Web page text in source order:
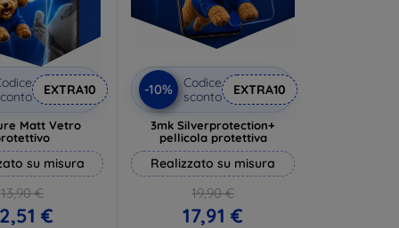
EXTRA10
Matt Vetro
su misura
13,90 €
€
-10%
Codice
sconto
EXTRA10
3mk Silverprotection+
pellicola protettiva
Realizzato su misura
19,90 €
17,91 €